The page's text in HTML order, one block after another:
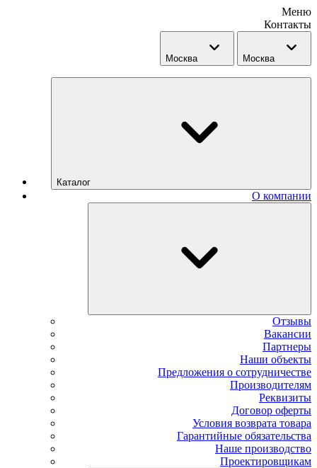
Меню
Контакты
Москва Москва
Каталог
О компании
Отзывы
Вакансии
Партнеры
Наши объекты
Предложения о сотрудничестве
Производителям
Реквизиты
Договор оферты
Условия возврата товара
Гарантийные обязательства
Наше производство
Проектировщикам